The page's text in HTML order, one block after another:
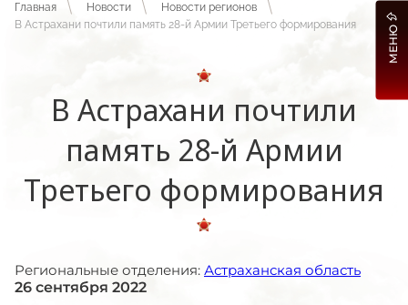
Главная Новости
Новости регионов
В Астрахани почтили память 28-й Армии Третьего формирования
В Астрахани почтили
память 28-й Армии
Третьего формирования
Региональные отделения: Астраханская область
26 сентября 2022
МЕНЮ